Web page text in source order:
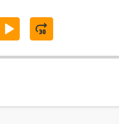
P
A
A
J
M
O